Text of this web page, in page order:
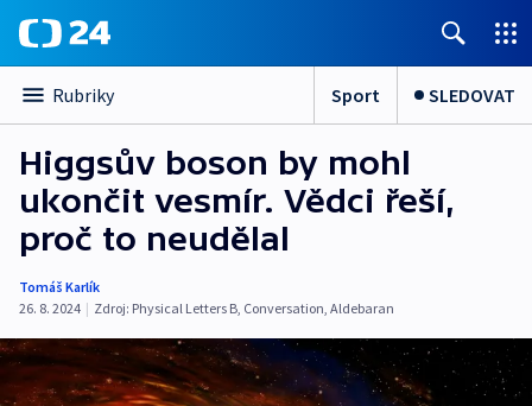
Rubriky Sport SLEDOVAT
Higgsův boson by mohl
ukončit vesmír. Vědci řeší,
proč to neudělal
Tomáš Karlík
26. 8. 2024 | Zdroj: Physical Letters B, Conversation, Aldebaran